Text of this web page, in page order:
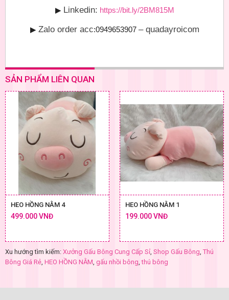
▶ Linkedin: https://bit.ly/2BM815M
▶ Zalo order acc:0949653907 – quadayroicom
SẢN PHẨM LIÊN QUAN
HEO HỒNG NẰM 4
499.000 VNĐ
HEO HỒNG NẰM 1
199.000 VNĐ
Xu hướng tìm kiếm: Xưởng Gấu Bông Cung Cấp Sỉ, Shop Gấu Bông, Thú
Bông Giá Rẻ, HEO HỒNG NẰM, gấu nhồi bông,thú bông